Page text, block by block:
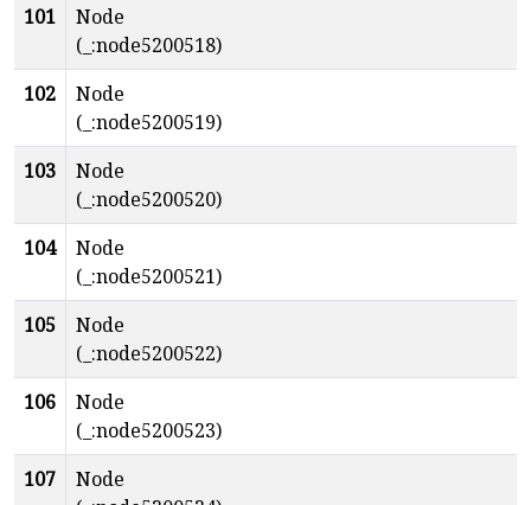
101
Node
(_:node5200518)
102
Node
(_:node5200519)
103
Node
(_:node5200520)
104
Node
(_:node5200521)
105
Node
(_:node5200522)
106
Node
(_:node5200523)
107
Node